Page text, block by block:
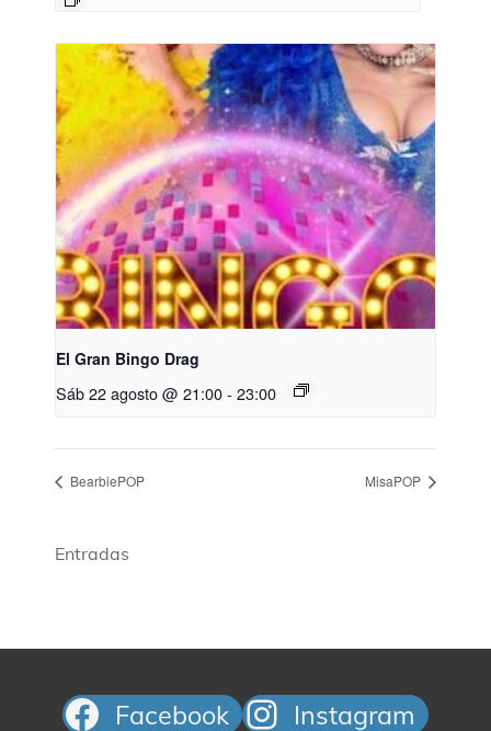
El Gran Bingo Drag
Sáb 22 agosto @ 21:00- 23:00
BearbiePOP MisaPOP
Entradas
Facebook Instagram